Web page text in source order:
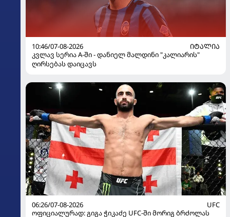
10:46/07-08-2026
ᲘᲢᲐᲚᲘᲐ
კვლავ სერია A-ში - დანიელ მალდინი "კალიარის"
ღირსებას დაიცავს
06:26/07-08-2026
UFC
ოფიციალურად: გიგა ჭიკაძე UFC-ში მორიგ ბრძოლას